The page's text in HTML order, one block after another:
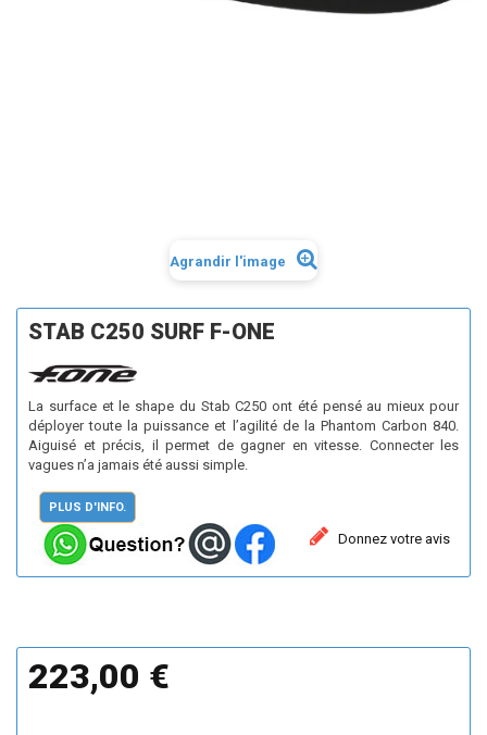
Agrandir l'image
STAB C250 SURF F-ONE
La surface et le shape du Stab C250 ont été pensé au mieux pour
déployer toute la puissance et l’agilité de la Phantom Carbon 840.
Aiguisé et précis, il permet de gagner en vitesse. Connecter les
vagues n’a jamais été aussi simple.
PLUS D'INFO.
Donnez votre avis
223,00 €